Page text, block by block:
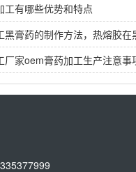
工有哪些优势和特点
家oem膏药加工生产注意事